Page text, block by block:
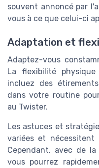
souvent annoncé par
vous à ce que celui-ci
Adaptation et
Adaptez-vous
La flexibilité
incluez des
dans votre routine
au Twister.
Les astuces et
variées et nécessitent
Cependant, avec de
vous pourrez